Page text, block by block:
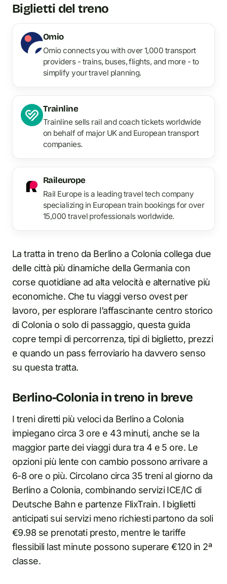
Biglietti del treno
Omio
Omio connects you with over 1,000 transport
providers - trains, buses, flights, and more - to
simplify your travel planning.
Trainline
Trainline sells rail and coach tickets worldwide
on behalf of major UK and European transport
companies.
Raileurope
Rail Europe is a leading travel tech company
specializing in European train bookings for over
15,000 travel professionals worldwide.
La tratta in treno da Berlino a Colonia collega due
delle città più dinamiche della Germania con
corse quotidiane ad alta velocità e alternative più
economiche. Che tu viaggi verso ovest per
lavoro, per esplorare l’affascinante centro storico
di Colonia o solo di passaggio, questa guida
copre tempi di percorrenza, tipi di biglietto, prezzi
e quando un pass ferroviario ha davvero senso
su questa tratta.
Berlino-Colonia in treno in breve
I treni diretti più veloci da Berlino a Colonia
impiegano circa 3 ore e 43 minuti, anche se la
maggior parte dei viaggi dura tra 4 e 5 ore. Le
opzioni più lente con cambio possono arrivare a
6-8 ore o più. Circolano circa 35 treni al giorno da
Berlino a Colonia, combinando servizi ICE/IC di
Deutsche Bahn e partenze FlixTrain. I biglietti
anticipati sui servizi meno richiesti partono da soli
€9.98 se prenotati presto, mentre le tariffe
flessibili last minute possono superare €120 in 2ª
classe.